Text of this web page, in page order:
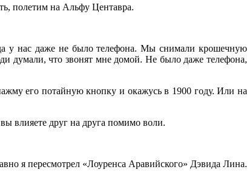
полетим на Альфу Центавра.
у нас даже не было телефона. Мы снимали крошечную
думали, что звонят мне домой. Не было даже телефона,
его потайную кнопку и окажусь в 1900 году. Или на
влияете друг на друга помимо воли.
я пересмотрел «Лоуренса Аравийского» Дэвида Лина.